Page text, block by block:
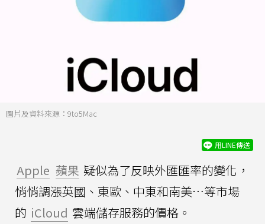
圖片及資料來源：9to5Mac
用LINE傳送
Apple 蘋果 疑似為了反映外匯匯率的變化，
悄悄調漲英國、東歐、中東和南美…等市場
的 iCloud 雲端儲存服務的價格。